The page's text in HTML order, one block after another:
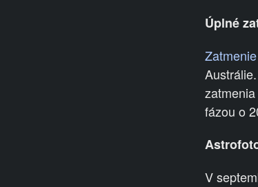
Úplné
fázou o
V